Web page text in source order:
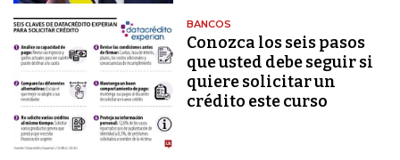
BANCOS
Conozca los seis pasos
que usted debe seguir si
quiere solicitar un
crédito este curso